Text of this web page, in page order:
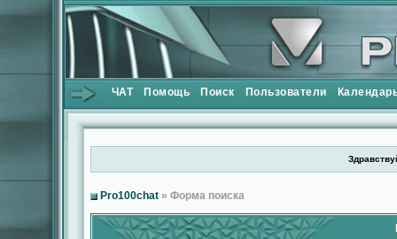
ЧАТ Помощь Поиск Пользователи
Pro100chat » Форма поиска